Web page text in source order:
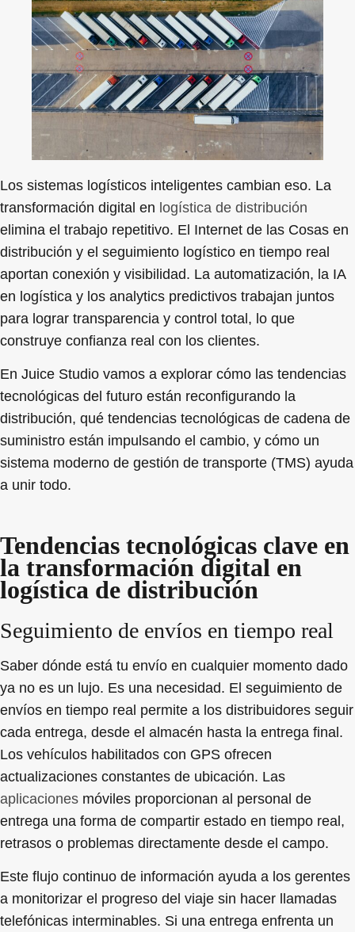
Los sistemas logísticos inteligentes cambian eso. La
transformación digital en logística de distribución
elimina el trabajo repetitivo. El Internet de las Cosas en
distribución y el seguimiento logístico en tiempo real
aportan conexión y visibilidad. La automatización, la IA
en logística y los analytics predictivos trabajan juntos
para lograr transparencia y control total, lo que
construye confianza real con los clientes.
En Juice Studio vamos a explorar cómo las tendencias
tecnológicas del futuro están reconfigurando la
distribución, qué tendencias tecnológicas de cadena de
suministro están impulsando el cambio, y cómo un
sistema moderno de gestión de transporte (TMS) ayuda
a unir todo.
Tendencias tecnológicas clave en
la transformación digital en
logística de distribución
Seguimiento de envíos en tiempo real
Saber dónde está tu envío en cualquier momento dado
ya no es un lujo. Es una necesidad. El seguimiento de
envíos en tiempo real permite a los distribuidores seguir
cada entrega, desde el almacén hasta la entrega final.
Los vehículos habilitados con GPS ofrecen
actualizaciones constantes de ubicación. Las
aplicaciones móviles proporcionan al personal de
entrega una forma de compartir estado en tiempo real,
retrasos o problemas directamente desde el campo.
Este flujo continuo de información ayuda a los gerentes
a monitorizar el progreso del viaje sin hacer llamadas
telefónicas interminables. Si una entrega enfrenta un